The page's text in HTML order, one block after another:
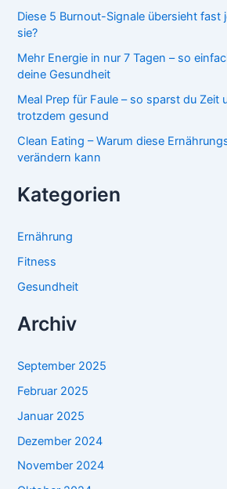
Diese 5 Burnout-Signale übersieht fast
sie?
Mehr Energie in nur 7 Tagen – so
deine Gesundheit
Meal Prep für Faule – so sparst du Zeit
trotzdem gesund
Clean Eating – Warum diese
verändern kann
Kategorien
Ernährung
Fitness
Gesundheit
Archiv
September 2025
Februar 2025
Januar 2025
Dezember 2024
November 2024